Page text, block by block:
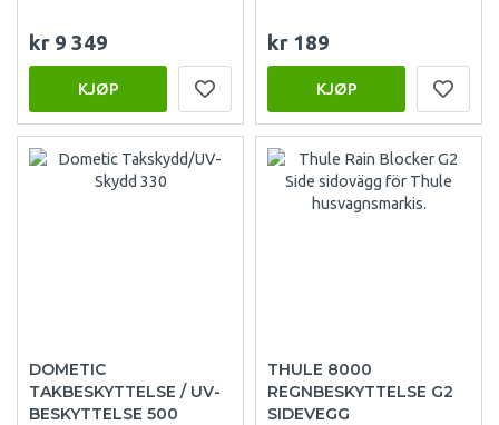
kr 9 349
KJØP
kr 189
KJØP
DOMETIC
TAKBESKYTTELSE / UV-
BESKYTTELSE 500
THULE 8000
REGNBESKYTTELSE G2
SIDEVEGG